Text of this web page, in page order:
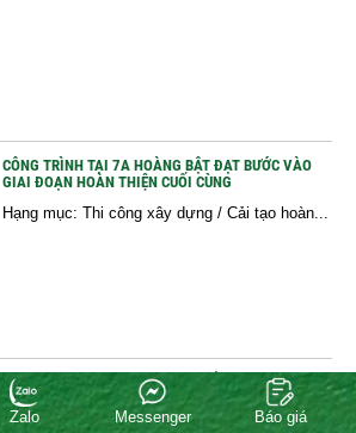
CÔNG TRÌNH TẠI 7A HOÀNG BẬT ĐẠT BƯỚC VÀO
GIAI ĐOẠN HOÀN THIỆN CUỐI CÙNG
Hạng mục: Thi công xây dựng / Cải tạo hoàn...
HOÀN THÀNH ĐỔ BÊ TÔNG SÀN TẦNG 2 – CÔNG
TRÌNH NHÀ Ở ANH TÀI (P. LONG BÌNH)
Zalo Messenger Báo giá